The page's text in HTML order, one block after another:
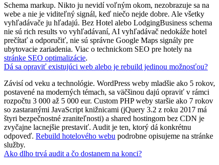
Schema markup. Nikto ju nevidí voľným okom, nezobrazuje sa na
webe a nie je viditeľný signál, keď niečo nejde dobre. Ale všetky
vyhľadávače ju hľadajú. Bez Hotel alebo LodgingBusiness schema
nie sú rich results vo vyhľadávaní, AI vyhľadávač nedokáže hotel
prečítať a odporučiť, nie sú správne Google Maps signály pre
ubytovacie zariadenia. Viac o technickom SEO pre hotely na
stránke SEO optimalizácie.
Dá sa opraviť existujúci web alebo je rebuild jedinou možnosťou?
Závisí od veku a technológie. WordPress weby mladšie ako 5 rokov,
postavené na moderných témach, sa väčšinou dajú opraviť v rámci
rozpočtu 3 000 až 5 000 eur. Custom PHP weby staršie ako 7 rokov
so zastaranými JavaScript knižnicami (jQuery 3.2 z roku 2017 má
štyri bezpečnostné zraniteľnosti) a shared hostingom bez CDN je
zvyčajne lacnejšie prestaviť. Audit je ten, ktorý dá konkrétnu
odpoveď. Rebuild hotelového webu podrobne opisujeme na stránke
služby.
Ako dlho trvá audit a čo dostanem na konci?